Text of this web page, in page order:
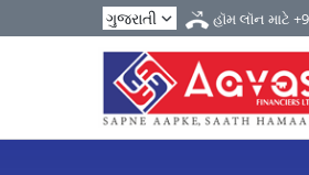
હૉમ લૉન માટે